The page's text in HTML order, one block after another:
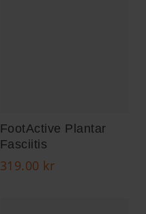
FootActive Plantar
Fasciitis
319.00 kr